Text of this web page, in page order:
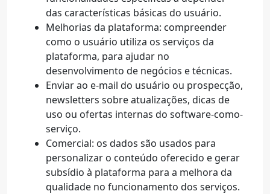
das características básicas do usuário.
Melhorias da plataforma: compreender
como o usuário utiliza os serviços da
plataforma, para ajudar no
desenvolvimento de negócios e técnicas.
Enviar ao e-mail do usuário ou prospecção,
newsletters sobre atualizações, dicas de
uso ou ofertas internas do software-como-
serviço.
Comercial: os dados são usados para
personalizar o conteúdo oferecido e gerar
subsídio à plataforma para a melhora da
qualidade no funcionamento dos serviços.